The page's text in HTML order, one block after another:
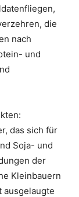
die
nach
und
das sich für
Soja- und
der
Kleinbauern
ausgelaugte